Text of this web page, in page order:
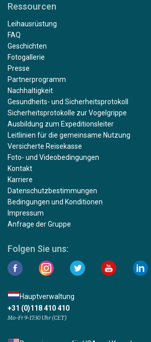
Ressourcen
Leihausrüstung
FAQ
Geschichten
Fotogallerie
Presse
Partnerprogramm
Nachhaltigkeit
Gesundheits- und Sicherheitsprotokoll
Sicherheitsprotokolle zur Vogelgrippe
Ausbildung zum Expeditionsleiter
Leitlinien für die gemeinsame Nutzung
Versicherte Reisekasse
Foto- und Videobedingungen
Kontakt
Karriere
Datenschutzbestimmungen
Bedingungen und Konditionen
Impressum
Anfrage der Gruppe
Folgen Sie uns:
Hauptverwaltung
+31 (0)118 410 410
Mo-Fr 9-17:30 Uhr (CET)